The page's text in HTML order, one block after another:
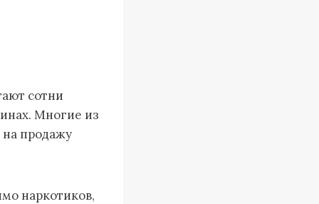
сотни
Многие из
продажу
наркотиков,